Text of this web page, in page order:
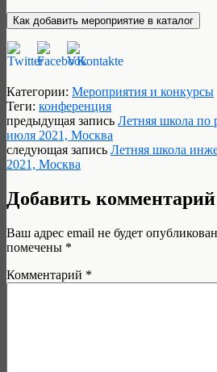
Категории: Мероприятия и конкурсы
Теги: конференция
предыдущая запись Летняя школа по
июля 2021, Москва
следующая запись Летняя школа
2021, Москва
Добавить комментарий
Ваш адрес email не будет
помечены *
Комментарий *